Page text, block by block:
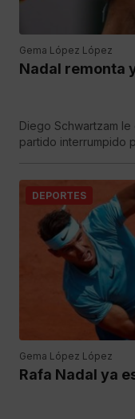
Gema López López
Nadal remonta
Diego Schwartzam
partido interrumpido
DEPORTES
Gema López López
Rafa Nadal ya